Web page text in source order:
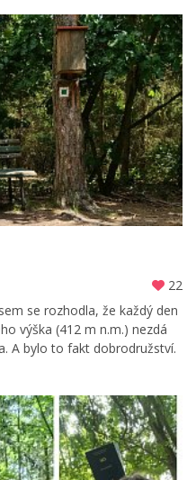
22
se rozhodla, že každý den
výška (412 m n.m.) nezdá
A bylo to fakt dobrodružství.